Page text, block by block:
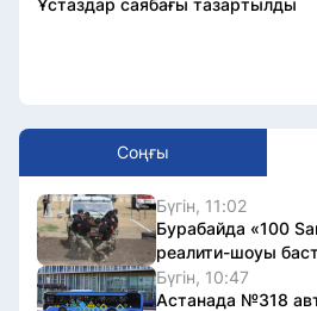
Соңғы
Бүгін, 11:02
Бурабайда «100
реалити-шоуы
Бүгін, 10:47
Астанада №318